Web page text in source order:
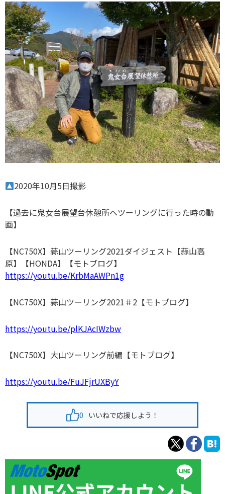
2020年10月5日撮影
【過去に鬼女台展望台休憩所へツーリングに行った時の動
画】
【NC750X】蒜山ツーリング2021ダイジェスト【蒜山高
原】【HONDA】【モトブログ】
https://youtu.be/KrbMaAWPn1g
【NC750X】蒜山ツーリング2021＃2【モトブログ】
https://youtu.be/plKJAcIWzbw
【NC750X】大山ツーリング前編【モトブログ】
https://youtu.be/FuJFjrUXByY
0 いいねで応援しよう！